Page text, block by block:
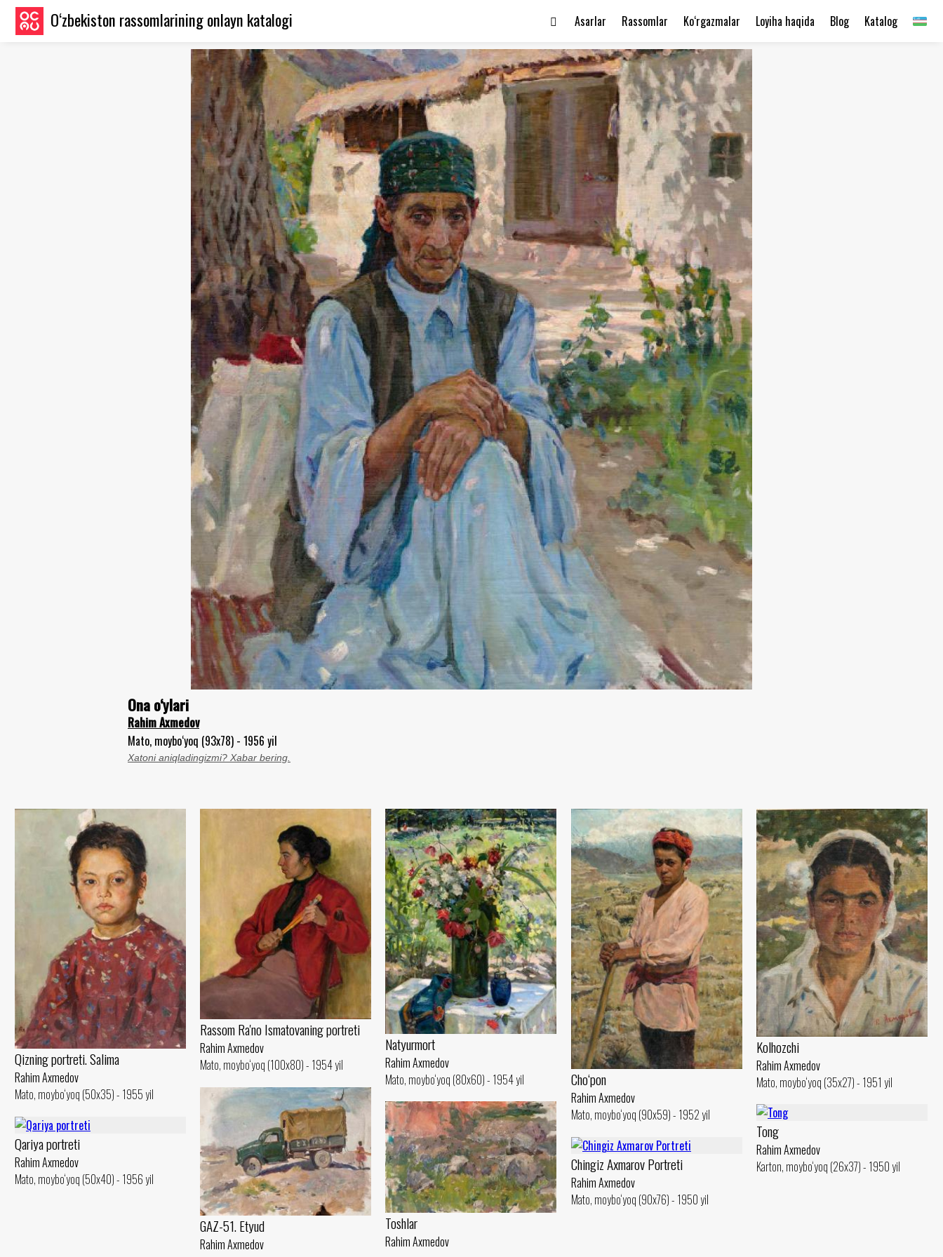
O‘zbekiston rassomlarining onlayn katalogi Katalog
Blog
Loyiha haqida
Ko‘rgazmalar
Rassomlar
Asarlar
Ona o‘ylari
Rahim Axmedov
Mato, moybo‘yoq (93x78) - 1956 yil
Xatoni aniqladingizmi? Xabar bering.
Qizning portreti. Salima
Rahim Axmedov
Mato, moybo‘yoq (50x35) - 1955 yil
Rassom Ra'no Ismatovaning portreti
Rahim Axmedov
Mato, moybo‘yoq (100x80) - 1954 yil
Natyurmort
Rahim Axmedov
Mato, moybo‘yoq (80x60) - 1954 yil
Cho‘pon
Rahim Axmedov
Mato, moybo‘yoq (90x59) - 1952 yil
Kolhozchi
Rahim Axmedov
Mato, moybo‘yoq (35x27) - 1951 yil
GAZ-51. Etyud
Rahim Axmedov
Toshlar
Rahim Axmedov
Tong
Rahim Axmedov
Karton, moybo‘yoq (26x37) - 1950 yil
Qariya portreti
Rahim Axmedov
Mato, moybo‘yoq (50x40) - 1956 yil
Chingiz Axmarov Portreti
Rahim Axmedov
Mato, moybo‘yoq (90x76) - 1950 yil